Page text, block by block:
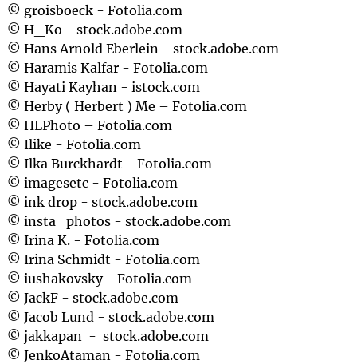
© groisboeck - Fotolia.com
© H_Ko - stock.adobe.com
© Hans Arnold Eberlein - stock.adobe.com
© Haramis Kalfar - Fotolia.com
© Hayati Kayhan - istock.com
© Herby ( Herbert ) Me – Fotolia.com
© HLPhoto – Fotolia.com
© Ilike - Fotolia.com
© Ilka Burckhardt - Fotolia.com
© imagesetc - Fotolia.com
© ink drop - stock.adobe.com
© insta_photos - stock.adobe.com
© Irina K. - Fotolia.com
© Irina Schmidt - Fotolia.com
© iushakovsky - Fotolia.com
© JackF - stock.adobe.com
© Jacob Lund - stock.adobe.com
© jakkapan - stock.adobe.com
© JenkoAtaman - Fotolia.com